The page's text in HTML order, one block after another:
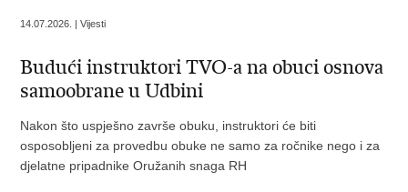
14.07.2026. | Vijesti
Budući instruktori TVO-a na obuci osnova
samoobrane u Udbini
Nakon što uspješno završe obuku, instruktori će biti
osposobljeni za provedbu obuke ne samo za ročnike nego i za
djelatne pripadnike Oružanih snaga RH